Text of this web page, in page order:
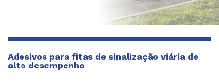
Adesivos para fitas de sinalização viária de
alto desempenho